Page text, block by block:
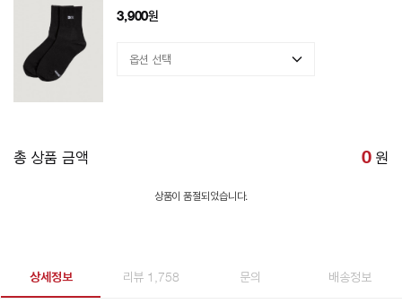
3,900원
총 상품 금액 0 원
상품이 품절되었습니다.
상세정보 리뷰 1,758 문의 배송정보